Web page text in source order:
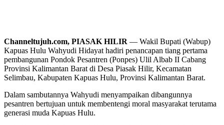
Channeltujuh.com, PIASAK HILIR — Wakil Bupati (Wabup)
Kapuas Hulu Wahyudi Hidayat hadiri penancapan tiang pertama
pembangunan Pondok Pesantren (Ponpes) Ulil Albab II Cabang
Provinsi Kalimantan Barat di Desa Piasak Hilir, Kecamatan
Selimbau, Kabupaten Kapuas Hulu, Provinsi Kalimantan Barat.
Dalam sambutannya Wahyudi menyampaikan dibangunnya
pesantren bertujuan untuk membentengi moral masyarakat terutama
generasi muda Kapuas Hulu.